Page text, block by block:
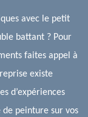
avec le petit
battant ? Pour
faites appel à
existe
d’expériences
de peinture sur vos